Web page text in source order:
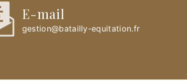
E-mail
gestion@batailly-equitation.fr